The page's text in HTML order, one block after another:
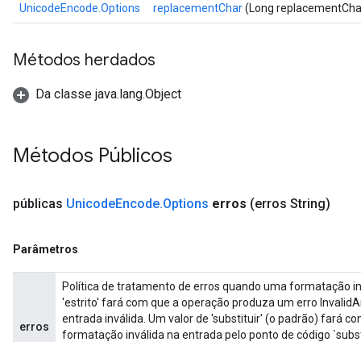
UnicodeEncode.Options replacementChar(Long
Métodos herdados
Da classe java.lang.Object
Métodos Públicos
públicas UnicodeEncode.Options erros (erros String)
Parâmetros
erros
Política de tratamento de erros quando uma formatação
'estrito' fará com que a operação produza um erro
entrada inválida. Um valor de 'substituir' (o padrão) fará
formatação inválida na entrada pelo ponto de código